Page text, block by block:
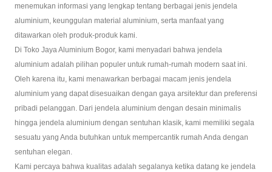
menemukan informasi yang lengkap tentang berbagai jenis jendela
aluminium, keunggulan material aluminium, serta manfaat yang
ditawarkan oleh produk-produk kami.
Di Toko Jaya Aluminium Bogor, kami menyadari bahwa jendela
aluminium adalah pilihan populer untuk rumah-rumah modern saat ini.
Oleh karena itu, kami menawarkan berbagai macam jenis jendela
aluminium yang dapat disesuaikan dengan gaya arsitektur dan preferensi
pribadi pelanggan. Dari jendela aluminium dengan desain minimalis
hingga jendela aluminium dengan sentuhan klasik, kami memiliki segala
sesuatu yang Anda butuhkan untuk mempercantik rumah Anda dengan
sentuhan elegan.
Kami percaya bahwa kualitas adalah segalanya ketika datang ke jendela